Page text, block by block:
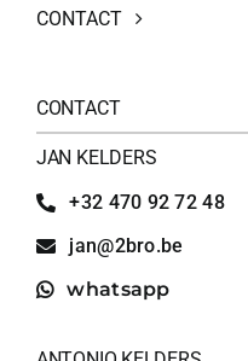
CONTACT
CONTACT
JAN KELDERS
+32 470 92 72 48
jan@2bro.be
whatsapp